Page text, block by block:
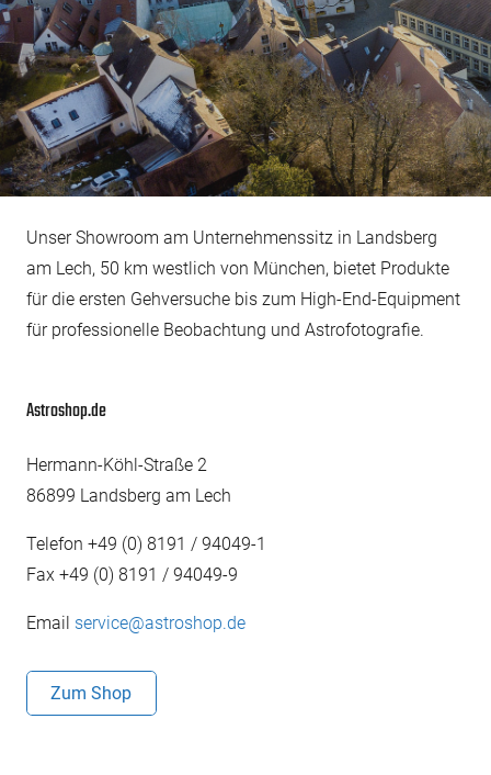
Unser Showroom am Unternehmenssitz in Landsberg
am Lech, 50 km westlich von München, bietet Produkte
für die ersten Gehversuche bis zum High-End-Equipment
für professionelle Beobachtung und Astrofotografie.
Astroshop.de
Hermann-Köhl-Straße 2
86899 Landsberg am Lech
Telefon +49 (0) 8191 / 94049-1
Fax +49 (0) 8191 / 94049-9
Email service@astroshop.de
Zum Shop